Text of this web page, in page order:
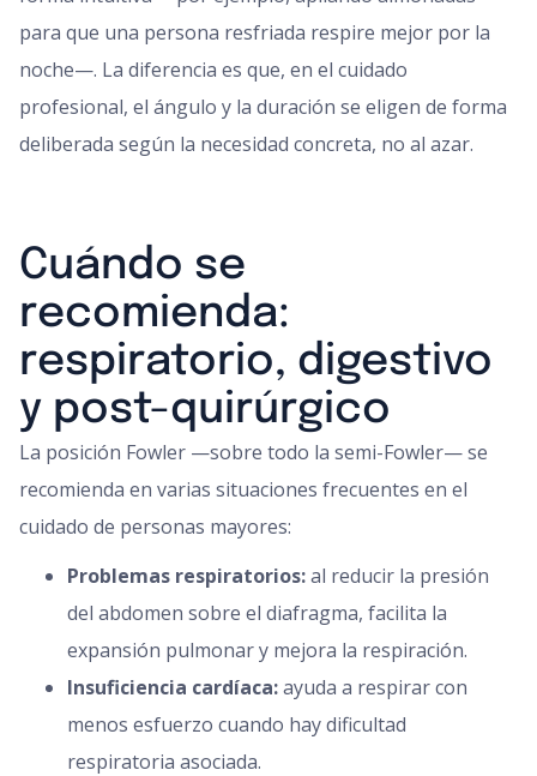
para que una persona resfriada respire mejor por la
noche—. La diferencia es que, en el cuidado
profesional, el ángulo y la duración se eligen de forma
deliberada según la necesidad concreta, no al azar.
Cuándo se
recomienda:
respiratorio, digestivo
y post-quirúrgico
La posición Fowler —sobre todo la semi-Fowler— se
recomienda en varias situaciones frecuentes en el
cuidado de personas mayores:
Problemas respiratorios:al reducir la presión
del abdomen sobre el diafragma, facilita la
expansión pulmonar y mejora la respiración.
Insuficiencia cardíaca:ayuda a respirar con
menos esfuerzo cuando hay dificultad
respiratoria asociada.